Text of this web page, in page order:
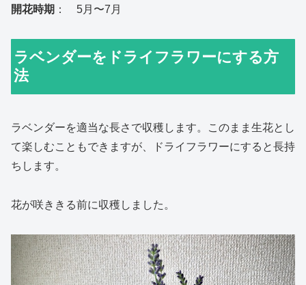
開花時期 ： 5月〜7月
ラベンダーをドライフラワーにする方
法
ラベンダーを適当な長さで収穫します。このまま生花とし
て楽しむこともできますが、ドライフラワーにすると長持
ちします。
花が咲ききる前に収穫しました。